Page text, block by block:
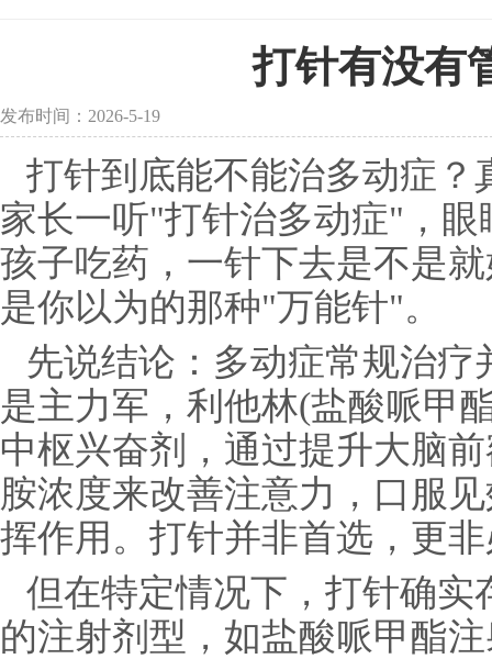
打针有没有
发布时间：2026-5-19
打针到底能不能治多动症
家长一听"打针治多动症"，
孩子吃药，一针下去是不是
是你以为的那种"万能针"。
先说结论：多动症常规治
是主力军，利他林(盐酸哌甲
中枢兴奋剂，通过提升大脑
胺浓度来改善注意力，口服
挥作用。打针并非首选，更
但在特定情况下，打针确
的注射剂型，如盐酸哌甲酯